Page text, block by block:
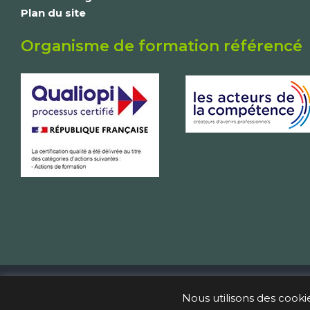
Plan du site
Organisme de formation référencé
votre partenaire en développement client et
Nous utilisons des